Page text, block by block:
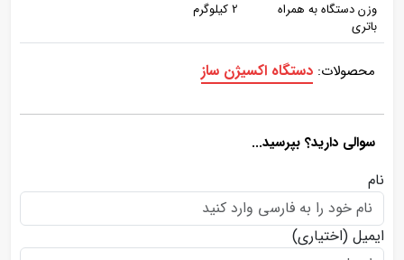
وزن دستگاه به همراه
باتری
2 کیلوگرم
محصولات: دستگاه اکسیژن ساز
سوالی دارید؟ بپرسید...
نام
ایمیل (اختیاری)